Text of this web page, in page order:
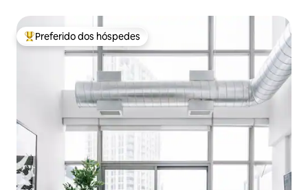
Entre os melhores preferidos dos hóspedes
Preferido dos hóspedes